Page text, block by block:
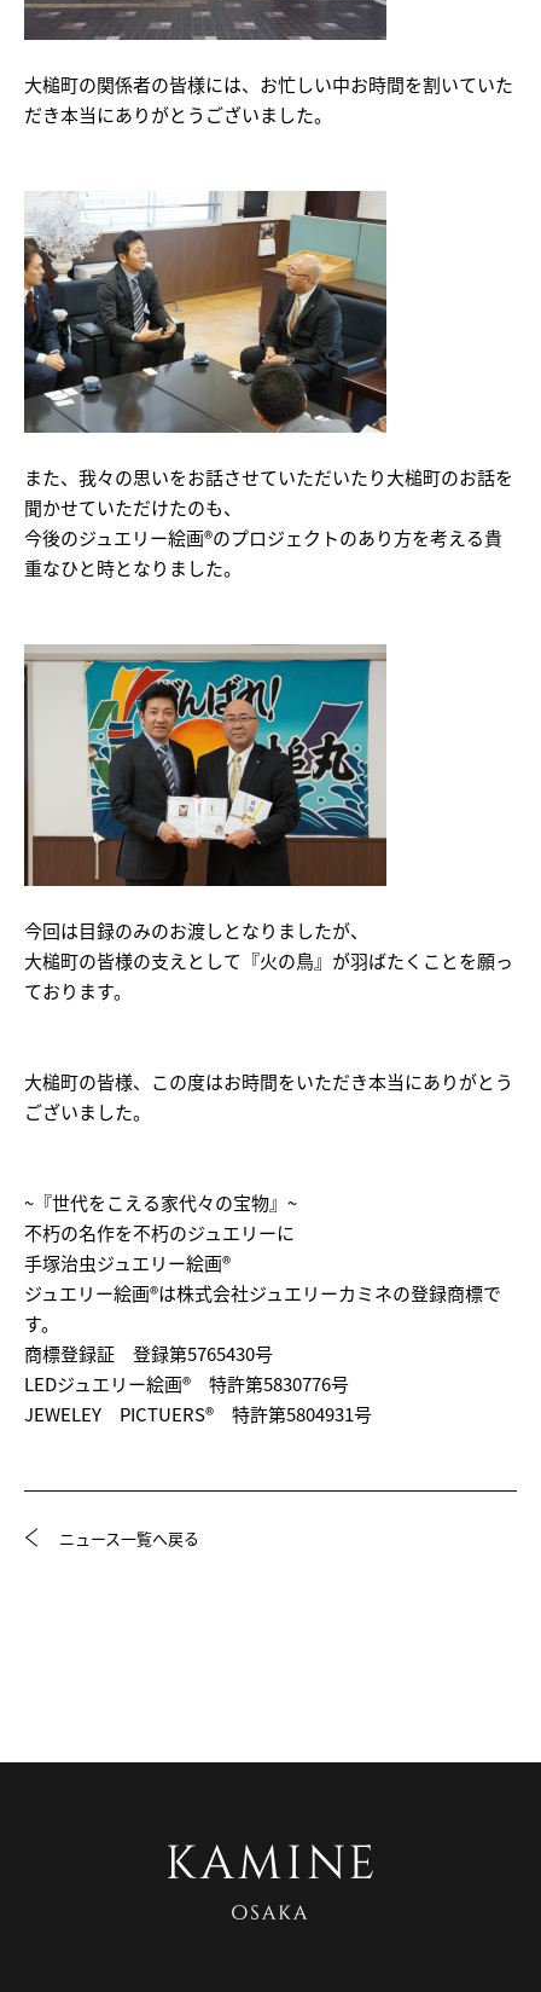
大槌町の関係者の皆様には、お忙しい中お時間を割いていた
だき本当にありがとうございました。
また、我々の思いをお話させていただいたり大槌町のお話を
聞かせていただけたのも、
今後のジュエリー絵画®のプロジェクトのあり方を考える貴
重なひと時となりました。
今回は目録のみのお渡しとなりましたが、
大槌町の皆様の支えとして『火の鳥』が羽ばたくことを願っ
ております。
大槌町の皆様、この度はお時間をいただき本当にありがとう
ございました。
~『世代をこえる家代々の宝物』~
不朽の名作を不朽のジュエリーに
手塚治虫ジュエリー絵画®
ジュエリー絵画®は株式会社ジュエリーカミネの登録商標で
す。
商標登録証 登録第5765430号
LEDジュエリー絵画® 特許第5830776号
JEWELEY PICTUERS® 特許第5804931号
ニュース一覧へ戻る